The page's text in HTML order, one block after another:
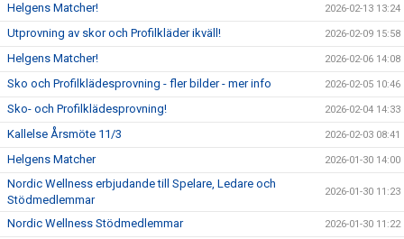
Helgens Matcher! 2026-02-13 13:24
Utprovning av skor och Profilkläder ikväll! 2026-02-09 15:58
Helgens Matcher! 2026-02-06 14:08
Sko och Profilklädesprovning - fler bilder - mer info 2026-02-05 10:46
Sko- och Profilklädesprovning! 2026-02-04 14:33
Kallelse Årsmöte 11/3 2026-02-03 08:41
Helgens Matcher 2026-01-30 14:00
Nordic Wellness erbjudande till Spelare, Ledare och
Stödmedlemmar
2026-01-30 11:23
Nordic Wellness Stödmedlemmar 2026-01-30 11:22